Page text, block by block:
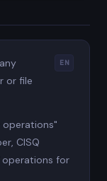
EN
or file
CISQ
for